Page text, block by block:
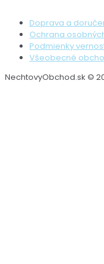
Doprava a
Ochrana
Podmienky
Všeobecné
NechtovyObchod.sk ©